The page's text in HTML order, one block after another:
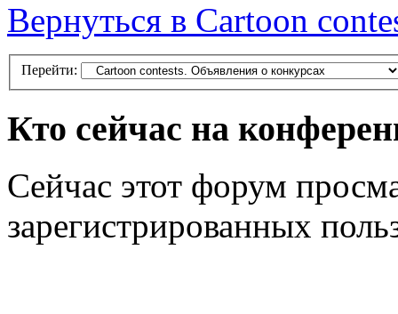
Вернуться в Cartoon
Перейти:
Кто сейчас на
Сейчас этот форум
зарегистрированных